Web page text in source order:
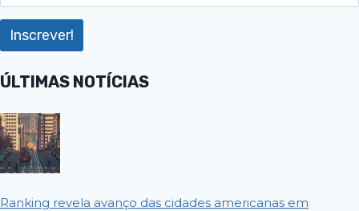
ÚLTIMAS NOTÍCIAS
Ranking revela avanço das cidades americanas em